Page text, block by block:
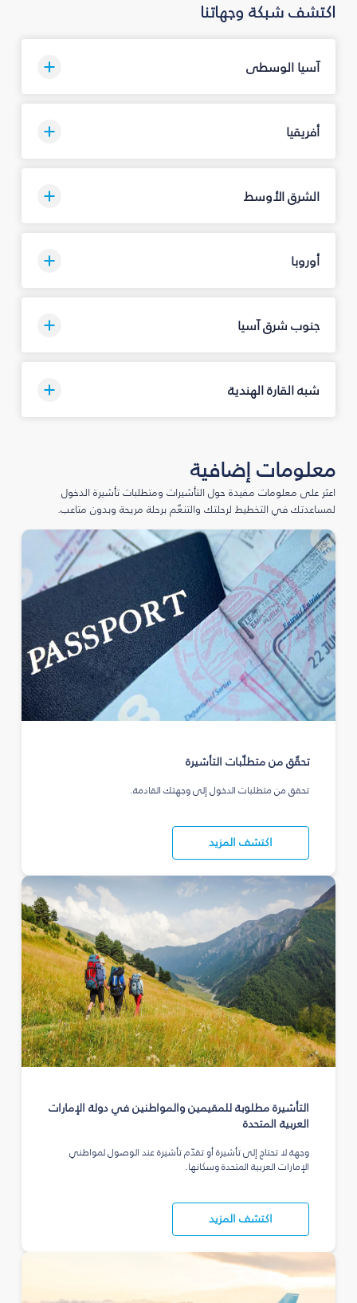
اكتشف شبكة وجهاتنا
آسيا الوسطى
أفريقيا
الشرق الأوسط
أوروبا
جنوب شرق آسيا
شبه القارة الهندية
معلومات إضافية
اعثر على معلومات مفيدة حول التأشيرات ومتطلبات تأشيرة الدخول
لمساعدتك في التخطيط لرحلتك والتنعّم برحلة مريحة وبدون متاعب.
تحقّق من متطلّبات التأشيرة
تحقق من متطلبات الدخول إلى وجهتك القادمة.
اكتشف المزيد
التأشيرة مطلوبة للمقيمين والمواطنين في دولة الإمارات
العربية المتحدة
وجهة لا تحتاج إلى تأشيرة أو تقدّم تأشيرة عند الوصول لمواطني
الإمارات العربية المتحدة وسكانها.
اكتشف المزيد